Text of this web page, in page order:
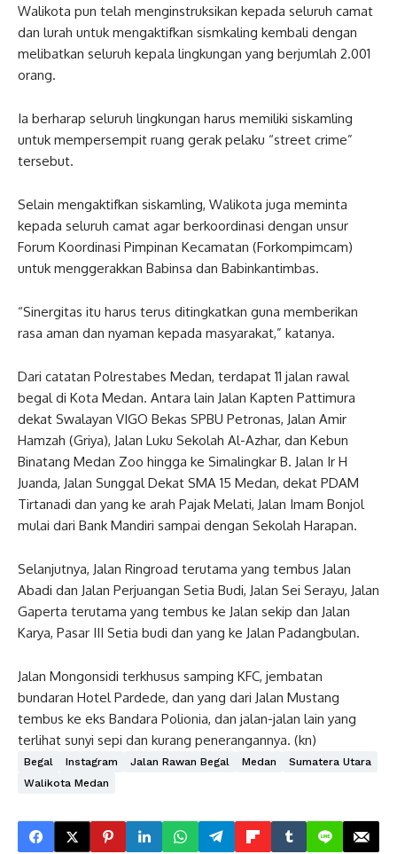
Walikota pun telah menginstruksikan kepada seluruh camat
dan lurah untuk mengaktifkan sismkaling kembali dengan
melibatkan seluruh kepala lingkungan yang berjumlah 2.001
orang.
Ia berharap seluruh lingkungan harus memiliki siskamling
untuk mempersempit ruang gerak pelaku “street crime”
tersebut.
Selain mengaktifkan siskamling, Walikota juga meminta
kepada seluruh camat agar berkoordinasi dengan unsur
Forum Koordinasi Pimpinan Kecamatan (Forkompimcam)
untuk menggerakkan Babinsa dan Babinkantimbas.
“Sinergitas itu harus terus ditingkatkan guna memberikan
rasa aman dan nyaman kepada masyarakat,” katanya.
Dari catatan Polrestabes Medan, terdapat 11 jalan rawal
begal di Kota Medan. Antara lain Jalan Kapten Pattimura
dekat Swalayan VIGO Bekas SPBU Petronas, Jalan Amir
Hamzah (Griya), Jalan Luku Sekolah Al-Azhar, dan Kebun
Binatang Medan Zoo hingga ke Simalingkar B. Jalan Ir H
Juanda, Jalan Sunggal Dekat SMA 15 Medan, dekat PDAM
Tirtanadi dan yang ke arah Pajak Melati, Jalan Imam Bonjol
mulai dari Bank Mandiri sampai dengan Sekolah Harapan.
Selanjutnya, Jalan Ringroad terutama yang tembus Jalan
Abadi dan Jalan Perjuangan Setia Budi, Jalan Sei Serayu, Jalan
Gaperta terutama yang tembus ke Jalan sekip dan Jalan
Karya, Pasar III Setia budi dan yang ke Jalan Padangbulan.
Jalan Mongonsidi terkhusus samping KFC, jembatan
bundaran Hotel Pardede, dan yang dari Jalan Mustang
tembus ke eks Bandara Polionia, dan jalan-jalan lain yang
terlihat sunyi sepi dan kurang penerangannya. (kn)
Begal Instagram Jalan Rawan Begal Medan
Sumatera Utara
Walikota Medan